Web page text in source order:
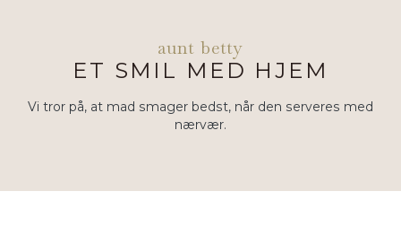
aunt betty
ET SMIL MED HJEM
Vi tror på, at mad smager bedst, når den serveres med
nærvær.